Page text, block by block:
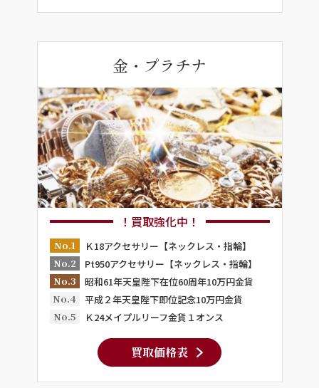
金・プラチナ
！買取強化中！
No.1
Ｋ18アクセサリー【ネックレス・指輪】
No.2
Pt950アクセサリー【ネックレス・指輪】
No.3
昭和61年天皇陛下在位60周年10万円金貨
No.4
平成２年天皇陛下即位記念10万円金貨
No.5
Ｋ24メイプルリーフ金貨１オンス
買取価格表